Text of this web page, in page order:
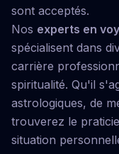
sont acceptés.
Nos experts en
spécialisent dans
carrière
spiritualité. Qu'il
astrologiques, de
trouverez le
situation